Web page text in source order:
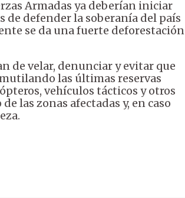
Armadas ya deberían iniciar
de defender la soberanía del país
se da una fuerte deforestación
de velar, denunciar y evitar que
las últimas reservas
vehículos tácticos y otros
las zonas afectadas y, en caso